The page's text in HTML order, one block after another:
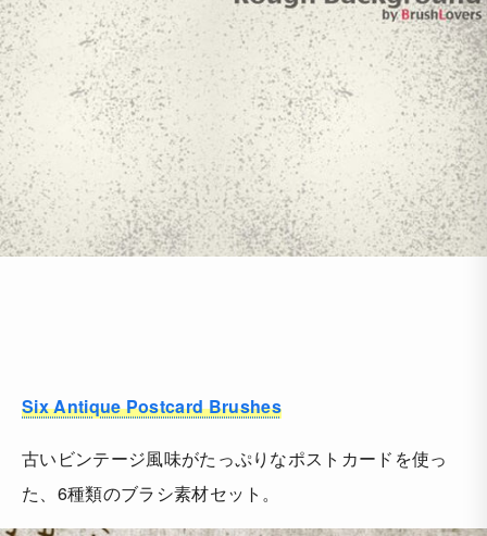
Six Antique Postcard Brushes
古いビンテージ風味がたっぷりなポストカードを使っ
た、6種類のブラシ素材セット。